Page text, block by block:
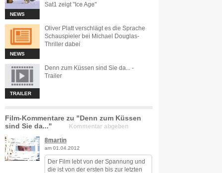
NEWS
Sat1 zeigt "Ice Age"
NEWS
Oliver Platt verschlägt es die Sprache
Schauspieler bei Michael Douglas-
Thriller dabei
TRAILER
Denn zum Küssen sind Sie da... -
Trailer
Film-Kommentare zu "Denn zum Küssen
sind Sie da..."
Kommentar abgeben
8martin
am 01.04.2012
Der Film lebt von der Spannung und
die ist von der ersten bis zur letzten